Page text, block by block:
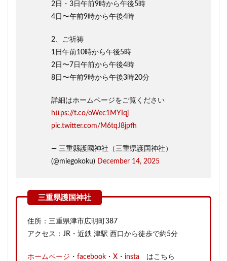
2日・3日午前9時から午後5時
4日〜午前9時から午後4時
2、ご祈祷
1日午前10時から午後5時
2日〜7日午前から午後4時
8日〜午前9時から午後3時20分
詳細はホームページをご覧ください
https://t.co/oWec1MYIqj
pic.twitter.com/M6tqJ8jpfh
— 三重縣護國神社（三重県護国神社）
(@miegokoku) December 14, 2025
住所：三重県津市広明町387
アクセス：JR・近鉄 津駅 西口から徒歩で約5分
ホームページ ・ facebook ・ X ・ insta はこちら